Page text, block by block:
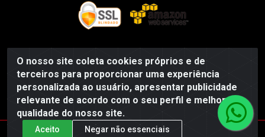
O nosso site coleta cookies próprios e de
terceiros para proporcionar uma experiência
personalizada ao usuário, apresentar publicidade
relevante de acordo com o seu perfil e melhorar a
qualidade do nosso site.
Aceito Negar não essenciais
Almeida Distribuidor - Rodovia BR 104, S/N, Centro -
Esperança/PB - CEP 58135-000 - CNPJ
35.419.548/0001-55